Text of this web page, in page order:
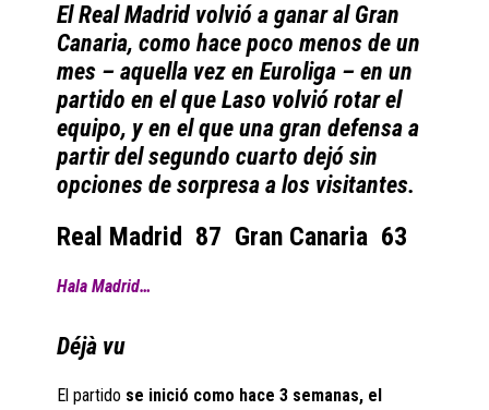
El Real Madrid volvió a ganar al Gran
Canaria, como hace poco menos de un
mes – aquella vez en Euroliga – en un
partido en el que Laso volvió rotar el
equipo, y en el que una gran defensa a
partir del segundo cuarto dejó sin
opciones de sorpresa a los visitantes.
Real Madrid 87 Gran Canaria 63
Hala Madrid…
Déjà vu
El partido se inició como hace 3 semanas, el